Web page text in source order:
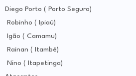
Diego Porto ( Porto Seguro)
Robinho ( Ipiaú)
Igão ( Camamu)
Rainan ( Itambé)
Nino ( Itapetinga)